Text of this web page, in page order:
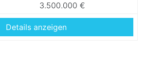
3.500.000 €
Details anzeigen